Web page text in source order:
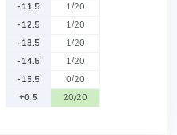
-11.5
1/20
-12.5
1/20
-13.5
1/20
-14.5
1/20
-15.5
0/20
+0.5
20/20